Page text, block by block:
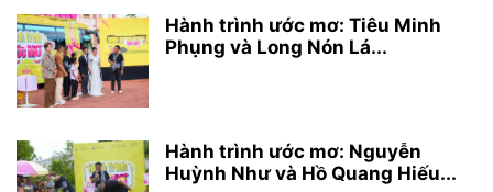
Hành trình ước mơ: Tiêu Minh
Phụng và Long Nón Lá...
Hành trình ước mơ: Nguyễn
Huỳnh Như và Hồ Quang Hiếu...